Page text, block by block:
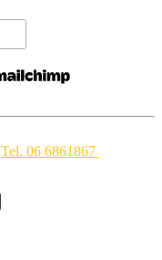
Tel. 06 6861867